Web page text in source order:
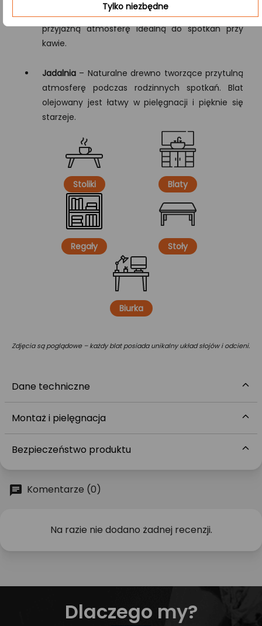
Kawiarnia– Drewno olejowane, które tworzy
przyjazną atmosferę idealną do spotkań przy
kawie.
Jadalnia – Naturalne drewno tworzące przytulną
atmosferę podczas rodzinnych spotkań. Blat
olejowany jest łatwy w pielęgnacji i pięknie się
starzeje.
Stoliki Blaty
Regały Stoły
Biurka
Zdjęcia są poglądowe – każdy blat posiada unikalny układ słojów i odcieni.
Dane techniczne
Montaż i pielęgnacja
Bezpieczeństwo produktu
Komentarze (0)
Na razie nie dodano żadnej recenzji.
Dlaczego my?
Tylko niezbędne